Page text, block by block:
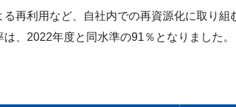
再利用など、自社内での再資源化に取り
、2022年度と同水準の91％となりました。